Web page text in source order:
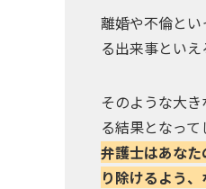
離婚や不倫と
る出来事といえ
そのような大
る結果となって
弁護士はあな
り除けるよう